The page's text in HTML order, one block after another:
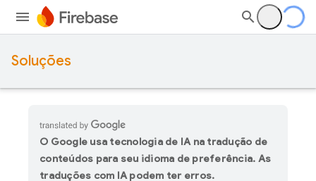
Soluções
O Google usa tecnologia de IA na tradução de
conteúdos para seu idioma de preferência. As
traduções com IA podem ter erros.